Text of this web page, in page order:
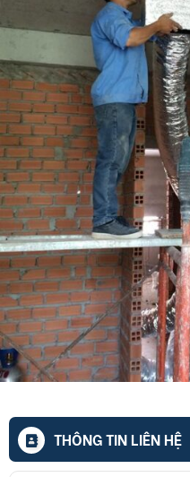
THÔNG TIN LIÊN HỆ